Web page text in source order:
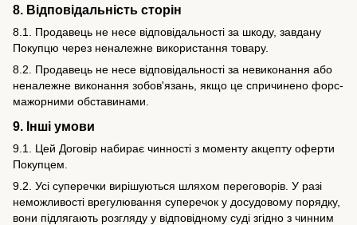
8. Відповідальність сторін
8.1. Продавець не несе відповідальності за шкоду, завдану
Покупцю через неналежне використання товару.
8.2. Продавець не несе відповідальності за невиконання або
неналежне виконання зобов'язань, якщо це спричинено форс-
мажорними обставинами.
9. Інші умови
9.1. Цей Договір набирає чинності з моменту акцепту оферти
Покупцем.
9.2. Усі суперечки вирішуються шляхом переговорів. У разі
неможливості врегулювання суперечок у досудовому порядку,
вони підлягають розгляду у відповідному суді згідно з чинним